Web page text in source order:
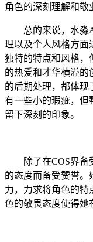
角色的深刻理解和敬
总的来说，水淼
理以及个人风格方面
独特的特点和风格，
的热爱和才华横溢的
的后期处理，都体现
有一些小的瑕疵，但
留下深刻的印象。
除了在COS界备
的态度而备受赞誉。
力，力求将角色的特
色的敬畏态度使得她